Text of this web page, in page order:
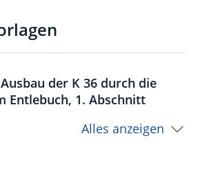
der K 36 durch die
Entlebuch, 1. Abschnitt
Alles anzeigen